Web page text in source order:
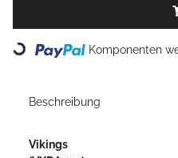
Loading... Komponenten
Beschreibung
Vikings